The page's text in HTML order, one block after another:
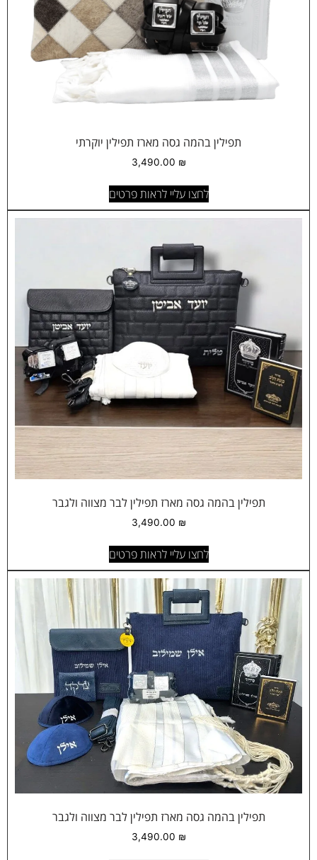
תפילין בהמה גסה מארז תפילין יוקרתי
3,490.00 ₪
לחצו עליי לראות פרטים
תפילין בהמה גסה מארז תפילין לבר מצווה ולגבר
3,490.00 ₪
לחצו עליי לראות פרטים
תפילין בהמה גסה מארז תפילין לבר מצווה ולגבר
3,490.00 ₪